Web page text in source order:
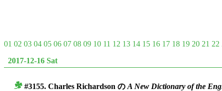
01 02 03 04 05 06 07 08 09 10 11 12 13 14 15 16 17 18 19 20 21 22
2017-12-16 Sat
#3155. Charles Richardson の A New Dictionary of the